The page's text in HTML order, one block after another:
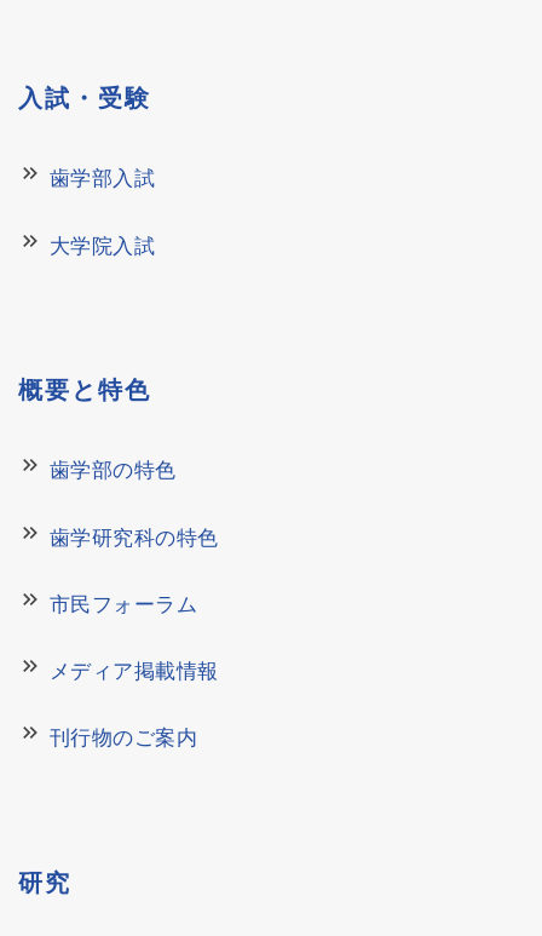
入試・受験
keyboard_double_arrow_right 歯学部入試
keyboard_double_arrow_right 大学院入試
概要と特色
keyboard_double_arrow_right 歯学部の特色
keyboard_double_arrow_right 歯学研究科の特色
keyboard_double_arrow_right 市民フォーラム
keyboard_double_arrow_right メディア掲載情報
keyboard_double_arrow_right 刊行物のご案内
研究